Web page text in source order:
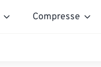
Compresse